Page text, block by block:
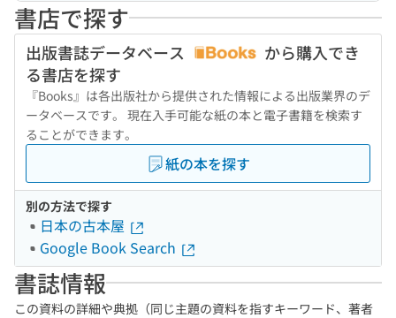
書店で探す
出版書誌データベース
から購入でき
る書店を探す
『Books』は各出版社から提供された情報による出版業界のデ
ータベースです。 現在入手可能な紙の本と電子書籍を検索す
ることができます。
紙の本を探す
別の方法で探す
日本の古本屋
Google Book Search
書誌情報
この資料の詳細や典拠（同じ主題の資料を指すキーワード、著者